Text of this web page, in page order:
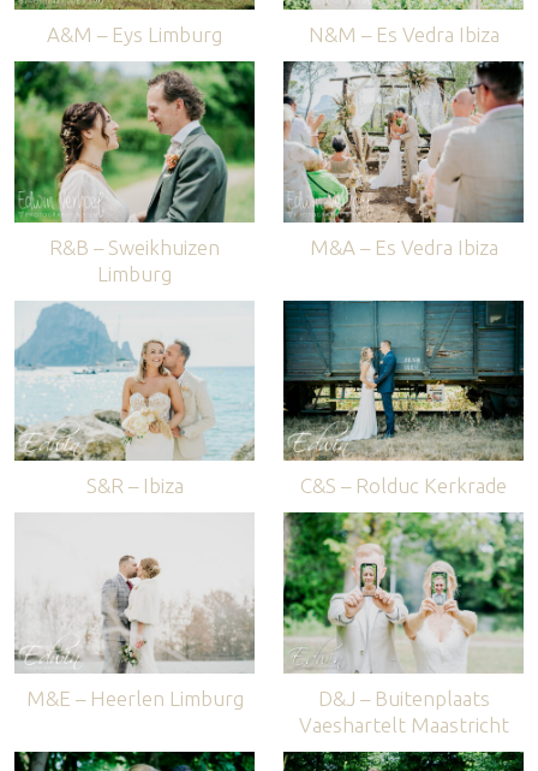
A&M – Eys Limburg N&M – Es Vedra Ibiza
R&B – Sweikhuizen
Limburg
M&A – Es Vedra Ibiza
S&R – Ibiza C&S – Rolduc Kerkrade
M&E – Heerlen Limburg
D&J – Buitenplaats
Vaeshartelt Maastricht